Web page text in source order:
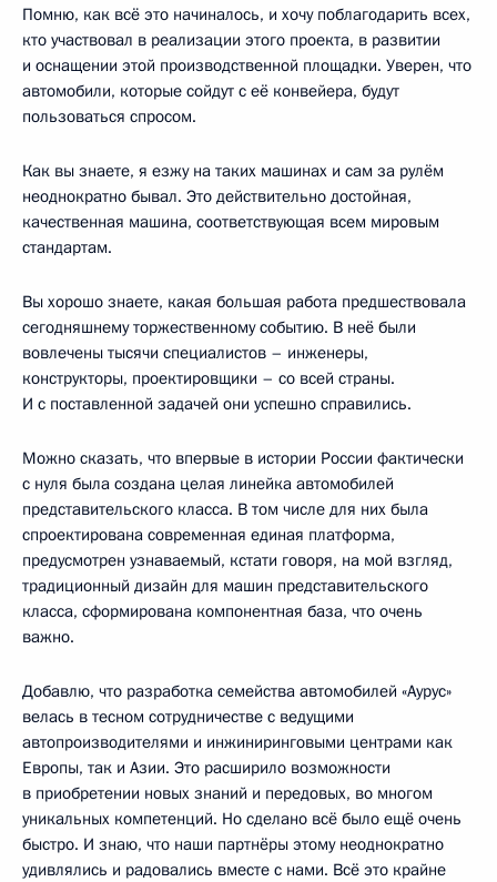
Помню, как всё это начиналось, и хочу поблагодарить всех,
кто участвовал в реализации этого проекта, в развитии
и оснащении этой производственной площадки. Уверен, что
автомобили, которые сойдут с её конвейера, будут
пользоваться спросом.
Как вы знаете, я езжу на таких машинах и сам за рулём
неоднократно бывал. Это действительно достойная,
качественная машина, соответствующая всем мировым
стандартам.
Вы хорошо знаете, какая большая работа предшествовала
сегодняшнему торжественному событию. В неё были
вовлечены тысячи специалистов – инженеры,
конструкторы, проектировщики – со всей страны.
И с поставленной задачей они успешно справились.
Можно сказать, что впервые в истории России фактически
с нуля была создана целая линейка автомобилей
представительского класса. В том числе для них была
спроектирована современная единая платформа,
предусмотрен узнаваемый, кстати говоря, на мой взгляд,
традиционный дизайн для машин представительского
класса, сформирована компонентная база, что очень
важно.
Добавлю, что разработка семейства автомобилей «Аурус»
велась в тесном сотрудничестве с ведущими
автопроизводителями и инжиниринговыми центрами как
Европы, так и Азии. Это расширило возможности
в приобретении новых знаний и передовых, во многом
уникальных компетенций. Но сделано всё было ещё очень
быстро. И знаю, что наши партнёры этому неоднократно
удивлялись и радовались вместе с нами. Всё это крайне